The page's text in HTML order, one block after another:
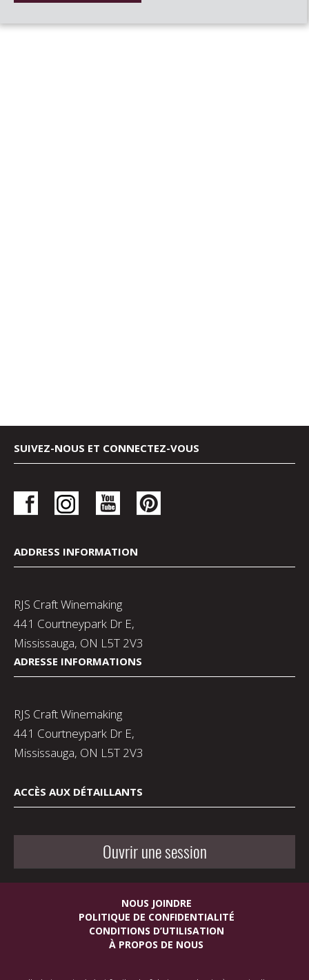
SUIVEZ-NOUS ET CONNECTEZ-VOUS
ADDRESS INFORMATION
RJS Craft Winemaking
441 Courtneypark Dr E,
Mississauga, ON L5T 2V3
ADRESSE INFORMATIONS
RJS Craft Winemaking
441 Courtneypark Dr E,
Mississauga, ON L5T 2V3
ACCÈS AUX DÉTAILLANTS
Ouvrir une session
NOUS JOINDRE
POLITIQUE DE CONFIDENTIALITÉ
CONDITIONS D’UTILISATION
À PROPOS DE NOUS